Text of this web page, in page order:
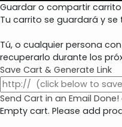
Guardar o compartir carrito
Tu carrito se guardará y se
Tú, o cualquier persona
recuperarlo durante los
Save Cart & Generate Link
Send Cart in an Email Done!
Empty cart. Please add